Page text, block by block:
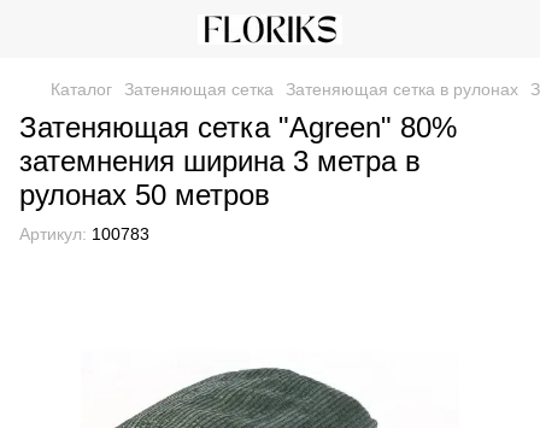
Каталог Затеняющая сетка Затеняющая сетка в рулонах
Затеняющая сетка "Agreen" 80%
затемнения ширина 3 метра в
рулонах 50 метров
Артикул: 100783